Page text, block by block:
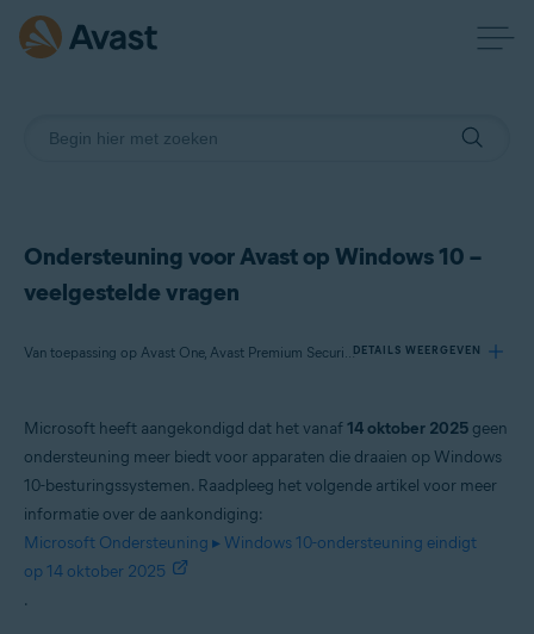
Ondersteuning voor Avast op Windows 10 –
veelgestelde vragen
Van toepassing op Avast One, Avast Premium Security, Avast Free AntivirusDETAILS WEERGEVEN
Avast Premium Security
Avast Free Antivirus
Besturingssystemen:
Microsoft heeft aangekondigd dat het vanaf14 oktober 2025 geen
ondersteuning meer biedt voor apparaten die draaien op Windows
10-besturingssystemen. Raadpleeg het volgende artikel voor meer
informatie over de aankondiging:
Microsoft Ondersteuning ▸ Windows 10-ondersteuning eindigt
op 14 oktober 2025
.